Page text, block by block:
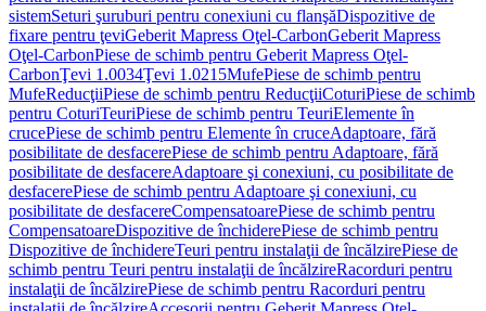
sistemSeturi şuruburi pentru conexiuni cu flanşăDispozitive de
fixare pentru ţeviGeberit Mapress Oţel-CarbonGeberit Mapress
Oţel-CarbonPiese de schimb pentru Geberit Mapress Oţel-
CarbonŢevi 1.0034Ţevi 1.0215MufePiese de schimb pentru
MufeReducţiiPiese de schimb pentru ReducţiiCoturiPiese de schimb
pentru CoturiTeuriPiese de schimb pentru TeuriElemente în
crucePiese de schimb pentru Elemente în cruceAdaptoare, fără
posibilitate de desfacerePiese de schimb pentru Adaptoare, fără
posibilitate de desfacereAdaptoare şi conexiuni, cu posibilitate de
desfacerePiese de schimb pentru Adaptoare şi conexiuni, cu
posibilitate de desfacereCompensatoarePiese de schimb pentru
CompensatoareDispozitive de închiderePiese de schimb pentru
Dispozitive de închidereTeuri pentru instalaţii de încălzirePiese de
schimb pentru Teuri pentru instalaţii de încălzireRacorduri pentru
instalaţii de încălzirePiese de schimb pentru Racorduri pentru